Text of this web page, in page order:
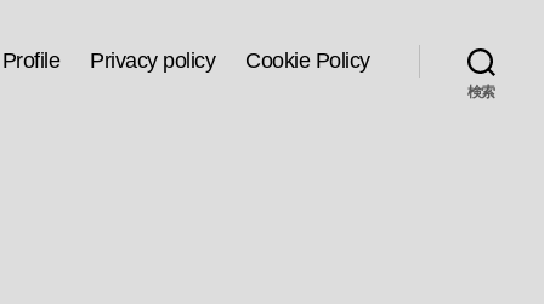
Profile Privacy policy Cookie Policy
検索